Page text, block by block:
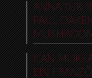
ANNA TUR
PAUL
ILAN
EIN